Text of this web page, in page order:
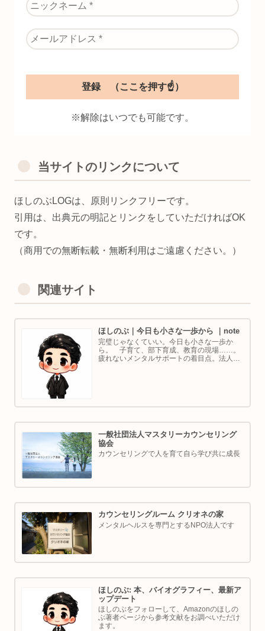
※解除はいつでも可能です。
当サイトのリンクについて
ほしのぶLOGは、原則リンクフリーです。
引用は、出典元の明記とリンクをしていただければOK
です。
（商用での無断転載・無断利用はご遠慮ください。）
関連サイト
ほしのぶ｜今日も小さな一歩から ｜note
完璧じゃなくていい。今日も小さな一歩か
ら。 子育て、部下育成、教育の現場……。
疲れないメンタルサポートの着目点。法人代
一般社団法人マスタリーカウンセリング
協会
カウンセリングで人を育て自ら学び共に成長
カウンセリングルーム クリオネの家
メンタルヘルスを専門とするNPO法人です
ほしのぶ: 本、バイオグラフィー、最新ア
ップデート
ほしのぶをフォローして、Amazonのほしの
ぶ著者ページから参考文献をお調べいただけ
ます。